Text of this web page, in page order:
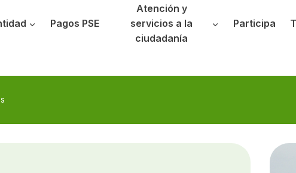
Pagos PSE
Atención y
servicios a la
ciudadanía
Participa